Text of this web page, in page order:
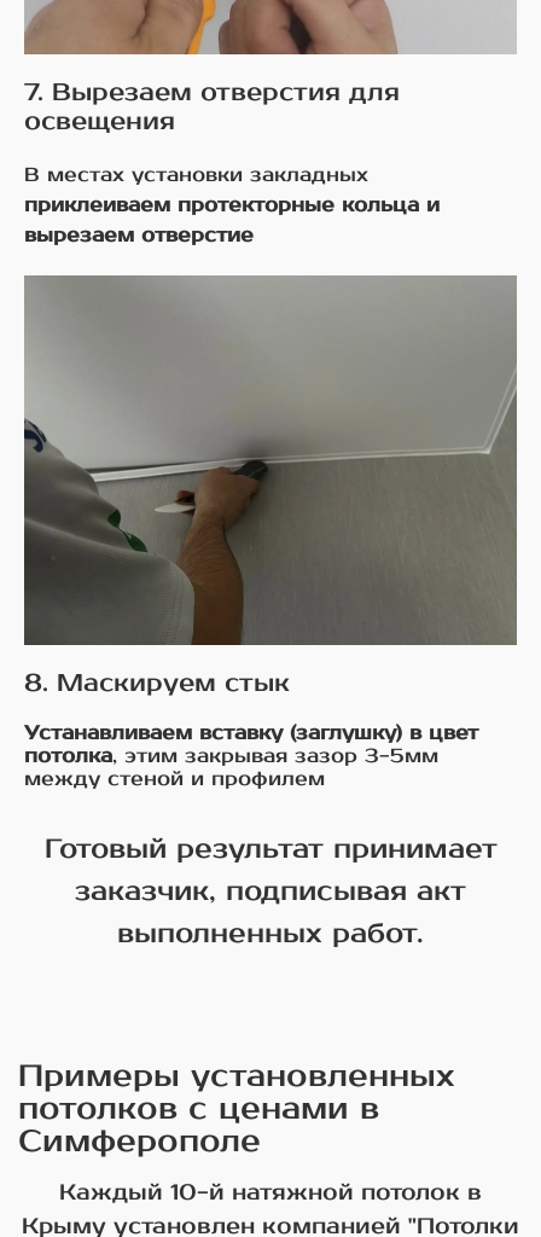
7. Вырезаем отверстия для
освещения
В местах установки закладных
приклеиваем протекторные кольца и
вырезаем отверстие
8. Маскируем стык
Устанавливаем вставку (заглушку) в цвет
потолка, этим закрывая зазор 3-5мм
между стеной и профилем
Готовый результат принимает
заказчик, подписывая акт
выполненных работ.
Примеры установленных
потолков с ценами в
Симферополе
Каждый 10-й натяжной потолок в
Крыму установлен компанией "Потолки